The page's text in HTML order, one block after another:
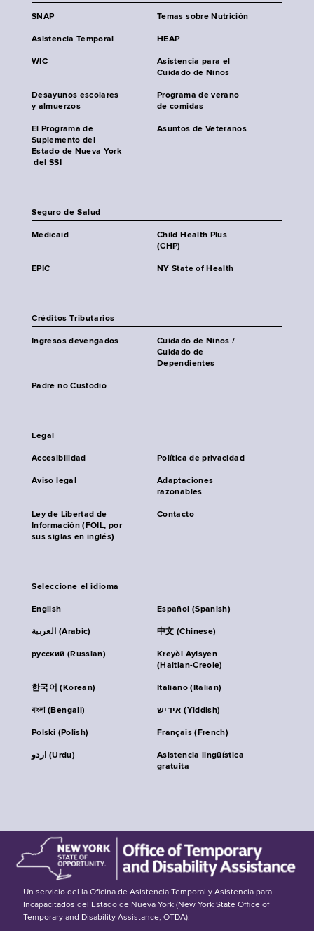
SNAP Temas sobre Nutrición
Asistencia Temporal HEAP
WIC
Asistencia para el
Cuidado de Niños
Desayunos escolares
y almuerzos
Programa de verano
de comidas
El Programa de
Suplemento del
Estado de Nueva York
del SSI
Asuntos de Veteranos
Seguro de Salud
Medicaid
Child Health Plus
(CHP)
EPIC NY State of Health
Créditos Tributarios
Ingresos devengados
Cuidado de Niños /
Cuidado de
Dependientes
Padre no Custodio
Legal
Accesibilidad Política de privacidad
Aviso legal
Adaptaciones
razonables
Ley de Libertad de
Información (FOIL, por
sus siglas en inglés)
Contacto
Seleccione el idioma
English Español (Spanish)
العربية (Arabic) 中文 (Chinese)
русский (Russian)
Kreyòl Ayisyen
(Haitian-Creole)
한국어 (Korean) Italiano (Italian)
বাংলা (Bengali) אידיש (Yiddish)
Polski (Polish) Français (French)
اردو (Urdu)
Asistencia lingüística
gratuita
Un servicio del la Oficina de Asistencia Temporal y Asistencia para
Incapacitados del Estado de Nueva York (New York State Office of
Temporary and Disability Assistance, OTDA).